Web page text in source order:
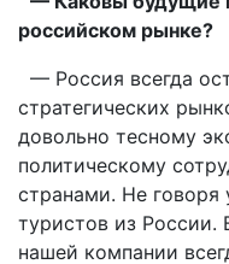
российском рынке?
— Россия всегда
стратегических
довольно тесному
политическому
странами. Не говоря
туристов из России.
нашей компании